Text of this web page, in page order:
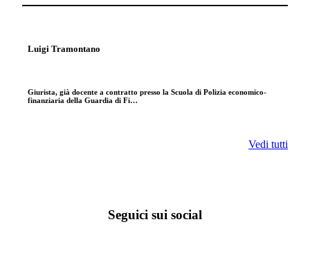
Luigi Tramontano
Giurista, già docente a contratto presso la Scuola di Polizia economico-
finanziaria della Guardia di Fi…
Vedi tutti
Seguici sui social